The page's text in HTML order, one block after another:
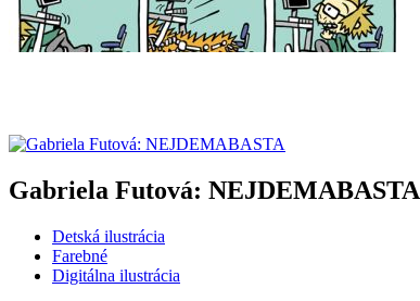
Gabriela Futová: NEJDEMABASTA
Detská ilustrácia
Farebné
Digitálna ilustrácia